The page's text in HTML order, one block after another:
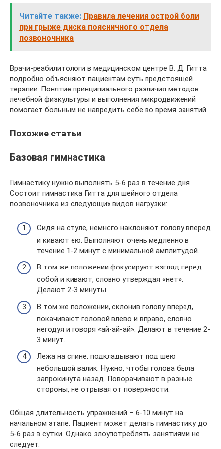
Читайте также: Правила лечения острой боли
при грыже диска поясничного отдела
позвоночника
Врачи-реабилитологи в медицинском центре В. Д. Гитта
подробно объясняют пациентам суть предстоящей
терапии. Понятие принципиального различия методов
лечебной физкультуры и выполнения микродвижений
помогает больным не навредить себе во время занятий.
Похожие статьи
Базовая гимнастика
Гимнастику нужно выполнять 5-6 раз в течение дня
Состоит гимнастика Гитта для шейного отдела
позвоночника из следующих видов нагрузки:
Сидя на стуле, немного наклоняют голову вперед
и кивают ею. Выполняют очень медленно в
течение 1-2 минут с минимальной амплитудой.
В том же положении фокусируют взгляд перед
собой и кивают, словно утверждая «нет».
Делают 2-3 минуты.
В том же положении, склонив голову вперед,
покачивают головой влево и вправо, словно
негодуя и говоря «ай-ай-ай». Делают в течение 2-
3 минут.
Лежа на спине, подкладывают под шею
небольшой валик. Нужно, чтобы голова была
запрокинута назад. Поворачивают в разные
стороны, не отрывая от поверхности.
Общая длительность упражнений – 6-10 минут на
начальном этапе. Пациент может делать гимнастику до
5-6 раз в сутки. Однако злоупотреблять занятиями не
следует.